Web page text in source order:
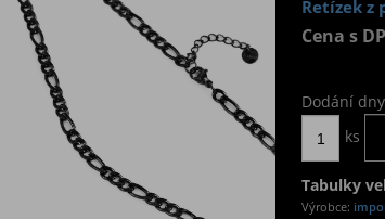
Řetízek z
Cena s
Dodání
ks
Tabulky
Výrobce: